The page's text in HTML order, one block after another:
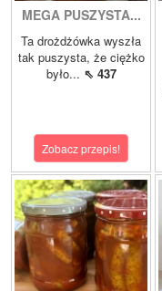
MEGA PUSZYSTA...
Ta drożdżówka wyszła
tak puszysta, że ciężko
było... ⇖ 437
Zobacz przepis!